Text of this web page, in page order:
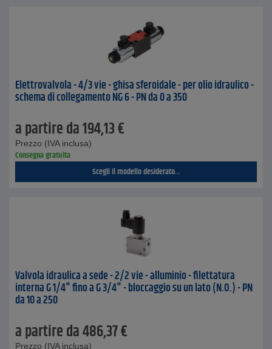
Elettrovalvola - 4/3 vie - ghisa sferoidale - per olio idraulico -
schema di collegamento NG 6 - PN da 0 a 350
a partire da194,13€
Prezzo (IVA inclusa)
Consegna gratuita
Scegli il modello desiderato...
Valvola idraulica a sede - 2/2 vie - alluminio - filettatura
interna G 1/4" fino a G 3/4" - bloccaggio su un lato (N.O.) - PN
da 10 a 250
a partire da486,37€
Prezzo (IVA inclusa)